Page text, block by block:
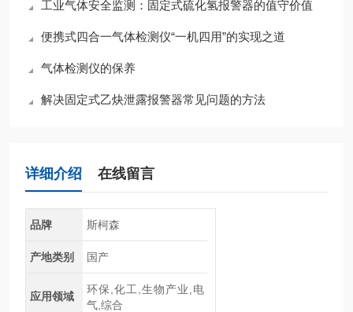
工业气体安全监测：固定式硫化氢报警器的值守价值
便携式四合一气体检测仪“一机四用”的实现之道
气体检测仪的保养
解决固定式乙炔泄露报警器常见问题的方法
详细介绍 在线留言
品牌 斯柯森
产地类别 国产
应用领域
环保,化工,生物产业,电
气,综合